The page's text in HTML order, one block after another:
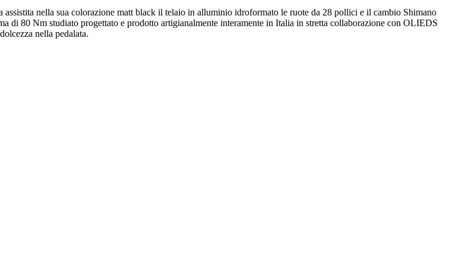
nella sua colorazione matt black il telaio in alluminio idroformato le ruote da 28 pollici e il cambio Shimano
80 Nm studiato progettato e prodotto artigianalmente interamente in Italia in stretta collaborazione con OLIEDS
nella pedalata.